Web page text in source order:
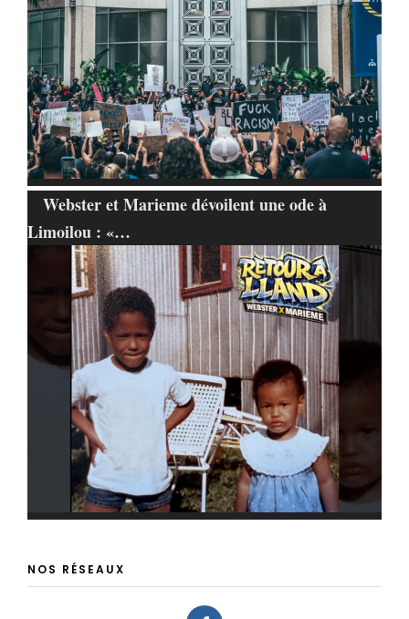
Webster et Marieme dévoilent une ode à
Limoilou : «…
NOS RÉSEAUX